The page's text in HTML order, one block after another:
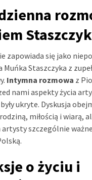
zapowiada się jako
Muńka Staszczyka z
Intymna rozmowa z
nami aspekty życia
ukryte. Dyskusja
miłością i wiarą,
artysty szczególnie
o życiu i